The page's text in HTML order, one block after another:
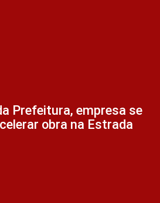
Prefeitura, empresa se
obra na Estrada